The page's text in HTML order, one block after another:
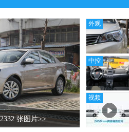
张图片>>
外观
中控
视频